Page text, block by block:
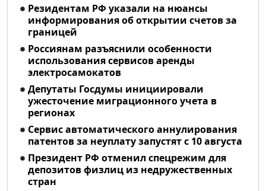
Резидентам РФ указали на нюансы
информирования об открытии счетов за
границей
Россиянам разъяснили особенности
использования сервисов аренды
электросамокатов
Депутаты Госдумы инициировали
ужесточение миграционного учета в
регионах
Сервис автоматического аннулирования
патентов за неуплату запустят с 10 августа
Президент РФ отменил спецрежим для
депозитов физлиц из недружественных
стран